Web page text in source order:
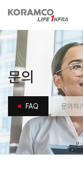
문의
FAQ 문의하기